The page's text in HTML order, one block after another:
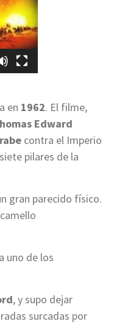
en 1962. El filme,
Edward
contra el Imperio
pilares de la
gran parecido físico.
uno de los
, y supo dejar
surcadas por